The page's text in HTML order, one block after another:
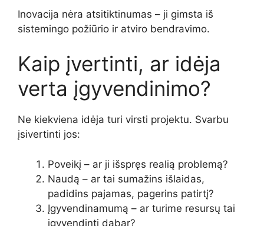
Inovacija nėra atsitiktinumas – ji gimsta iš
sistemingo požiūrio ir atviro bendravimo.
Kaip įvertinti, ar idėja
verta įgyvendinimo?
Ne kiekviena idėja turi virsti projektu. Svarbu
įsivertinti jos:
Poveikį – ar ji išspręs realią problemą?
Naudą – ar tai sumažins išlaidas,
padidins pajamas, pagerins patirtį?
Įgyvendinamumą – ar turime resursų tai
įgyvendinti dabar?